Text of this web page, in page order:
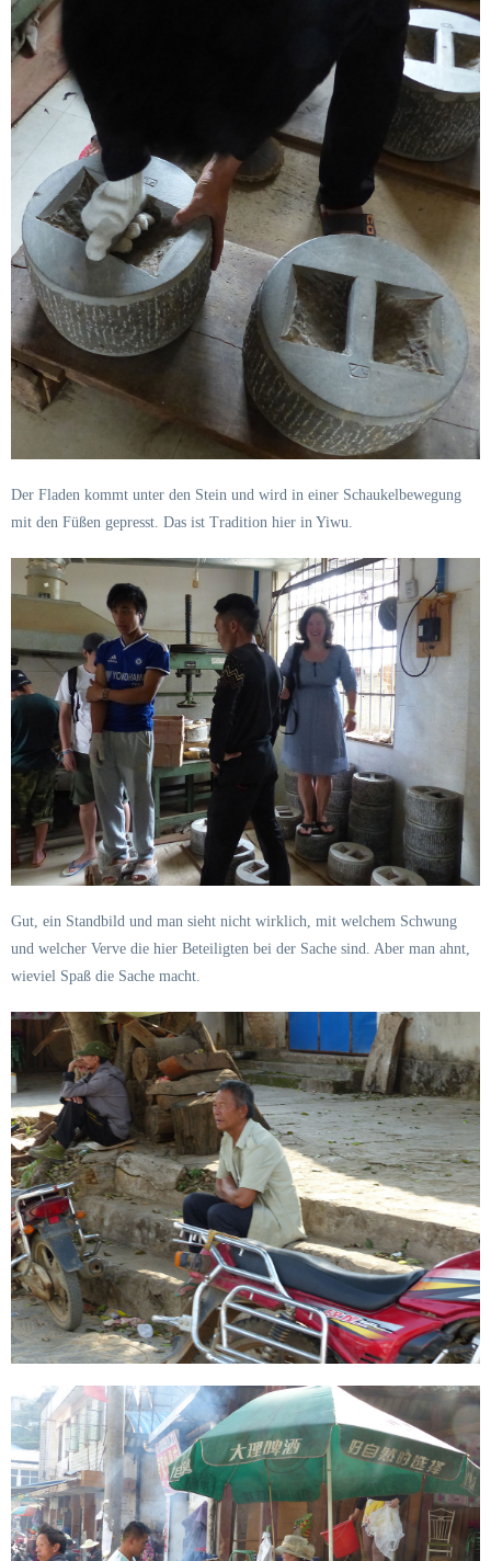
Der Fladen kommt unter den Stein und wird in einer Schaukelbewegung
mit den Füßen gepresst. Das ist Tradition hier in Yiwu.
Gut, ein Standbild und man sieht nicht wirklich, mit welchem Schwung
und welcher Verve die hier Beteiligten bei der Sache sind. Aber man ahnt,
wieviel Spaß die Sache macht.